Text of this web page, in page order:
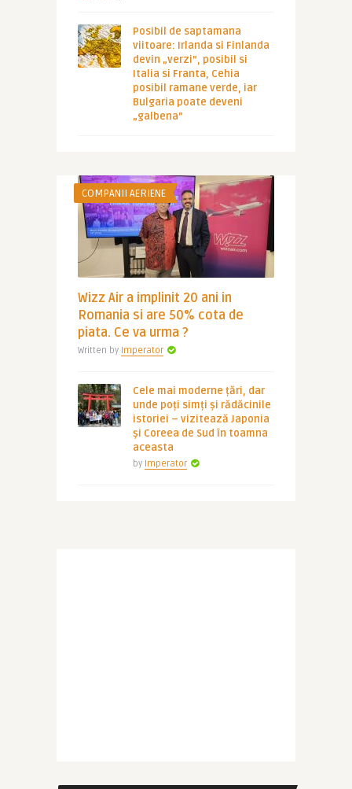
Posibil de saptamana
viitoare: Irlanda si Finlanda
devin „verzi”, posibil si
Italia si Franta, Cehia
posibil ramane verde, iar
Bulgaria poate deveni
„galbena”
COMPANII AERIENE
Wizz Air a implinit 20 ani in
Romania si are 50% cota de
piata. Ce va urma ?
Written by Imperator
Cele mai moderne țări, dar
unde poți simți și rădăcinile
istoriei – vizitează Japonia
și Coreea de Sud în toamna
aceasta
by Imperator